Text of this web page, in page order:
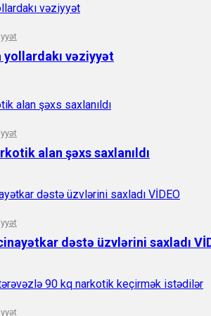
yollardakı vəziyyət
alan şəxs saxlanıldı
dəstə üzvlərini saxladı